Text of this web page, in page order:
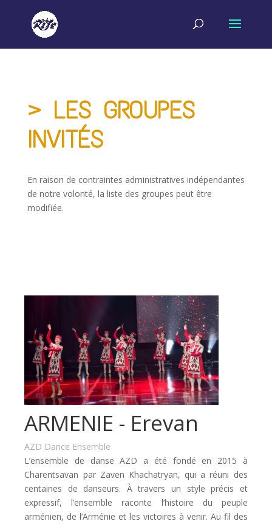
> LES GROUPES
INVITÉS
En raison de contraintes administratives indépendantes
de notre volonté, la liste des groupes peut être
modifiée.
ARMENIE - Erevan
AZD Dance Ensemble
L’ensemble de danse AZD a été fondé en 2015 à
Charentsavan par Zaven Khachatryan, qui a réuni des
centaines de danseurs. À travers un style précis et
expressif, l’ensemble raconte l’histoire du peuple
arménien, de l’Arménie et les victoires à venir. Au fil des